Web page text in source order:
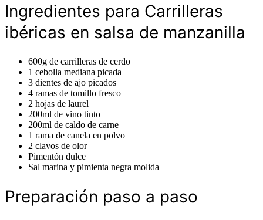
Ingredientes para Carrilleras
ibéricas en salsa de manzanilla
600g de carrilleras de cerdo
1 cebolla mediana picada
3 dientes de ajo picados
4 ramas de tomillo fresco
2 hojas de laurel
200ml de vino tinto
200ml de caldo de carne
1 rama de canela en polvo
2 clavos de olor
Pimentón dulce
Sal marina y pimienta negra molida
Preparación paso a paso